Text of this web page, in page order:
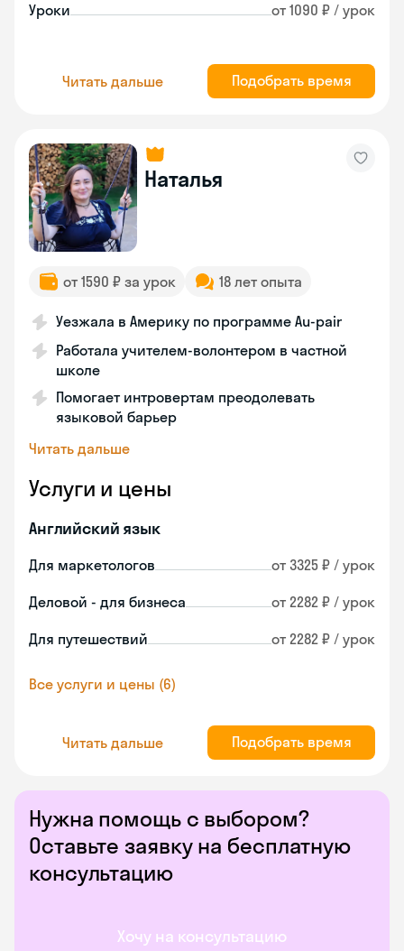
Нужна помощь с выбором?
Оставьте заявку на бесплатную
консультацию
Хочу на консультацию
Уроки от 1090 ₽ / урок
Читать дальше Подобрать время
Наталья
от 1590 ₽ за урок 18 лет опыта
Уезжала в Америку по программе Au-pair
Работала учителем-волонтером в частной
школе
Помогает интровертам преодолевать
языковой барьер
Читать дальше
Услуги и цены
Английский язык
Для маркетологов от 3325 ₽ / урок
Деловой - для бизнеса от 2282 ₽ / урок
Для путешествий от 2282 ₽ / урок
Все услуги и цены (6)
Читать дальше Подобрать время